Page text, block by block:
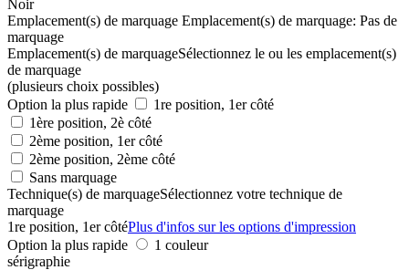
Noir
Emplacement(s) de marquage Emplacement(s) de marquage: Pas de
marquage
Emplacement(s) de marquageSélectionnez le ou les emplacement(s)
de marquage
(plusieurs choix possibles)
Option la plus rapide
1re position, 1er côté
1ère position, 2è côté
2ème position, 1er côté
2ème position, 2ème côté
Sans marquage
Technique(s) de marquageSélectionnez votre technique de
marquage
1re position, 1er côtéPlus d'infos sur les options d'impression
Option la plus rapide
1 couleur
sérigraphie